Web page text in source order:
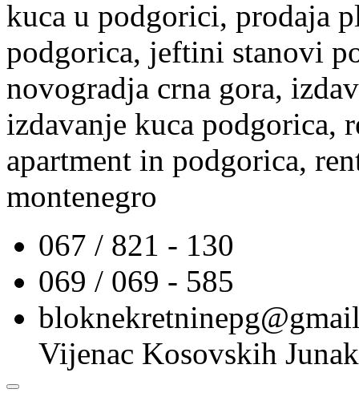
kuca u podgorici, prodaja
podgorica, jeftini stanovi
novogradja crna gora,
izdavanje kuca podgorica,
apartment in podgorica,
montenegro
067 / 821 - 130
069 / 069 - 585
Vijenac Kosovskih